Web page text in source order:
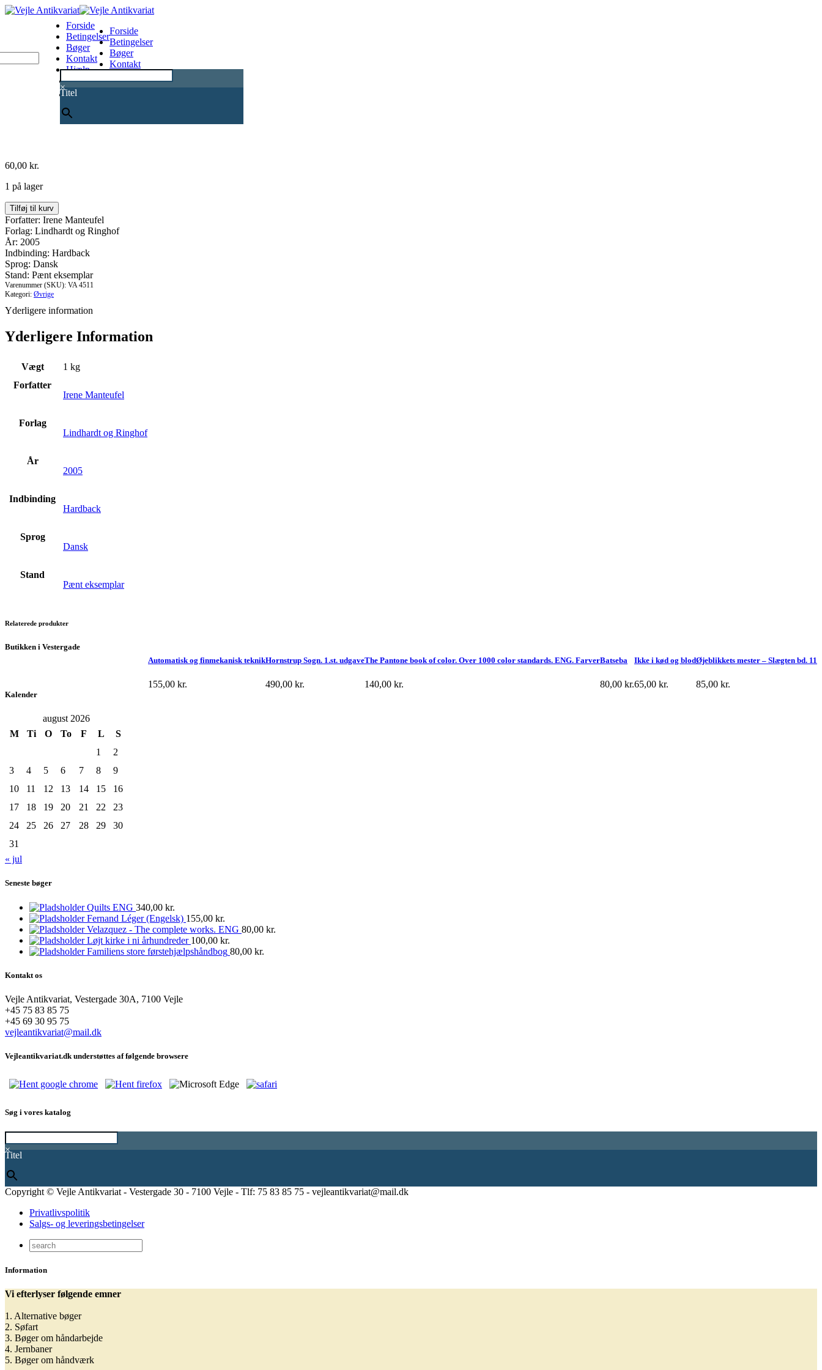
×
Titel
Forside
Betingelser
Bøger
Kontakt
Hjælp
0
Forside
Betingelser
Bøger
Kontakt
60,00 kr.
1 på lager
Velkommen
-
et
portræt
af
Bodil
Udsen
antal
Tilføj til kurv
Forfatter: Irene Manteufel
Forlag: Lindhardt og Ringhof
År: 2005
Indbinding: Hardback
Sprog: Dansk
Stand: Pænt eksemplar
Varenummer (SKU): VA 4511
Kategori: Øvrige
Yderligere information
Yderligere Information
Vægt
1 kg
Forfatter
Irene Manteufel
Forlag
Lindhardt og Ringhof
År
2005
Indbinding
Hardback
Sprog
Dansk
Stand
Pænt eksemplar
Relaterede produkter
Øjeblikkets mester – Slægten bd. 11
85,00 kr.
Ikke i kød og blod
65,00 kr.
Batseba
80,00 kr.
The Pantone book of color. Over 1000 color standards. ENG. Farver
140,00 kr.
Hornstrup Sogn. 1.st. udgave
490,00 kr.
Automatisk og finmekanisk teknik
155,00 kr.
Butikken i Vestergade
Kalender
august 2026
M
Ti O To F L
S
1
2
3
4 5 6 7 8
9
10
11 12 13 14 15
16
17
18 19 20 21 22
23
24
25 26 27 28 29
30
31
« jul
Seneste bøger
Quilts ENG 340,00 kr.
Fernand Léger (Engelsk) 155,00 kr.
Velazquez - The complete works. ENG 80,00 kr.
Løjt kirke i ni århundreder 100,00 kr.
Familiens store førstehjælpshåndbog 80,00 kr.
Kontakt os
Vejle Antikvariat, Vestergade 30A, 7100 Vejle
+45 75 83 85 75
+45 69 30 95 75
vejleantikvariat@mail.dk
Vejleantikvariat.dk understøttes af følgende browsere
Søg i vores katalog
×
Titel
Copyright © Vejle Antikvariat - Vestergade 30 - 7100 Vejle - Tlf: 75 83 85 75 - vejleantikvariat@mail.dk
Privatlivspolitik
Salgs- og leveringsbetingelser
Information
Vi efterlyser følgende emner
1. Alternative bøger
2. Søfart
3. Bøger om håndarbejde
4. Jernbaner
5. Bøger om håndværk